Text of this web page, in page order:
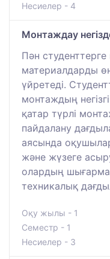
Несиелер - 4
Монтаждау
Пән
материалдарды
үйретеді.
монтаждың
қатар түрлі
пайдалану
аясында
және жүзеге
олардың
техникалық
Оқу жылы - 1
Семестр - 1
Несиелер - 3